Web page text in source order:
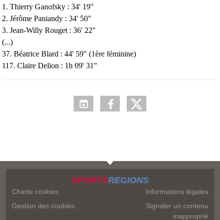
1. Thierry Ganofsky : 34' 19"
2. Jérôme Paniandy : 34' 50"
3. Jean-Willy Rouget : 36' 22"
(...)
37. Béatrice Blard : 44' 59" (1ère féminine)
117. Claire Delion : 1h 09' 31"
SPORTSREGIONS
Charte cookies
Gestion des cookies
Informations légales
Signaler un contenu
inapproprié